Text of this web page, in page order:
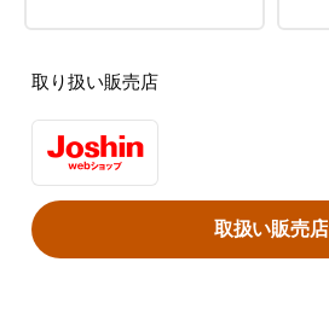
取り扱い販売店
取扱い販売店